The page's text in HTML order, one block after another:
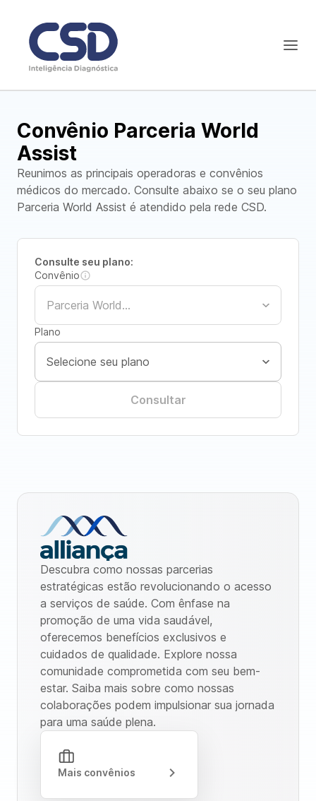
Convênio Parceria World
Assist
Reunimos as principais operadoras e convênios
médicos do mercado. Consulte abaixo se o seu plano
Parceria World Assist é atendido pela rede CSD.
Consulte seu plano:
Convênio
Plano
Consultar
Descubra como nossas parcerias
estratégicas estão revolucionando o acesso
a serviços de saúde. Com ênfase na
promoção de uma vida saudável,
oferecemos benefícios exclusivos e
cuidados de qualidade. Explore nossa
comunidade comprometida com seu bem-
estar. Saiba mais sobre como nossas
colaborações podem impulsionar sua jornada
para uma saúde plena.
Mais convênios